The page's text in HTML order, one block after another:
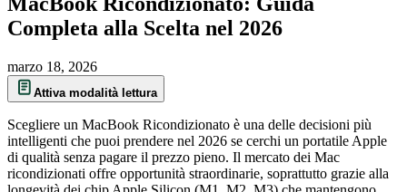
Completa alla Scelta nel 2026
marzo 18, 2026
Attiva modalità lettura
Scegliere un MacBook Ricondizionato è una delle decisioni più
intelligenti che puoi prendere nel 2026 se cerchi un portatile Apple
di qualità senza pagare il prezzo pieno. Il mercato dei Mac
ricondizionati offre opportunità straordinarie, soprattutto grazie alla